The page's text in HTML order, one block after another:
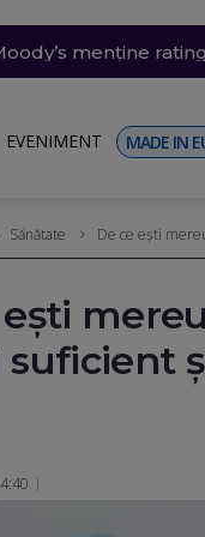
menține
la caniculă la
hectare
funcțional
e bărbatul care a
oprește CET
EVENIMENT MADE IN
Sănătate De ce ești
ești